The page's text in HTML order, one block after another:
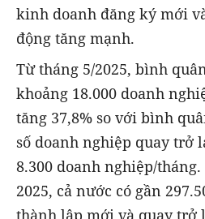
kinh doanh đăng ký mới
động tăng mạnh.
Từ tháng 5/2025, bình
khoảng 18.000 doanh
tăng 37,8% so với bình
số doanh nghiệp quay trở
8.300 doanh nghiệp/
2025, cả nước có gần
thành lập mới và quay trở